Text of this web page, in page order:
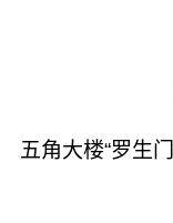
五角大楼“罗生